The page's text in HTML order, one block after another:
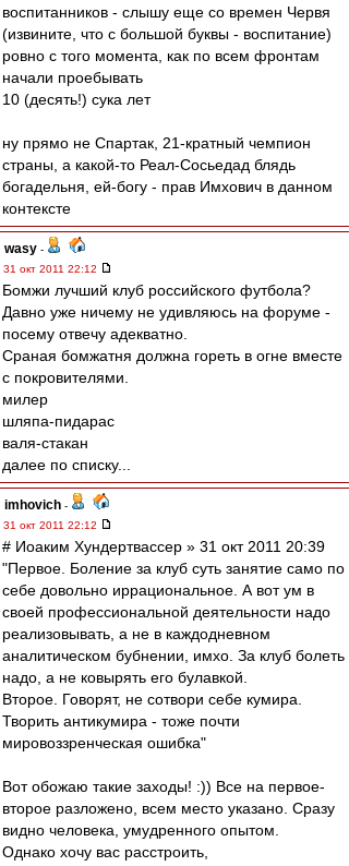
воспитанников - слышу еще со времен Червя
(извините, что с большой буквы - воспитание)
ровно с того момента, как по всем фронтам
начали проебывать
10 (десять!) сука лет
ну прямо не Спартак, 21-кратный чемпион
страны, а какой-то Реал-Сосьедад блядь
богадельня, ей-богу - прав Имхович в данном
контексте
wasy -
31 окт 2011 22:12
Бомжи лучший клуб российского футбола?
Давно уже ничему не удивляюсь на форуме -
посему отвечу адекватно.
Сраная бомжатня должна гореть в огне вместе
с покровителями.
милер
шляпа-пидарас
валя-стакан
далее по списку...
imhovich -
31 окт 2011 22:12
# Иоаким Хундертвассер » 31 окт 2011 20:39
"Первое. Боление за клуб суть занятие само по
себе довольно иррациональное. А вот ум в
своей профессиональной деятельности надо
реализовывать, а не в каждодневном
аналитическом бубнении, имхо. За клуб болеть
надо, а не ковырять его булавкой.
Второе. Говорят, не сотвори себе кумира.
Творить антикумира - тоже почти
мировоззренческая ошибка"
Вот обожаю такие заходы! :)) Все на первое-
второе разложено, всем место указано. Сразу
видно человека, умудренного опытом.
Однако хочу вас расстроить,